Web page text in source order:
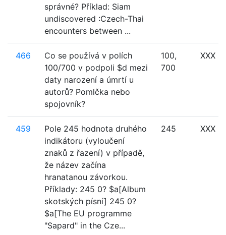
správné? Příklad: Siam
undiscovered :Czech-Thai
encounters between ...
466
Co se používá v polích
100/700 v podpoli $d mezi
daty narození a úmrtí u
autorů? Pomlčka nebo
spojovník?
100,
700
XXX
459
Pole 245 hodnota druhého
indikátoru (vyloučení
znaků z řazení) v případě,
že název začína
hranatanou závorkou.
Příklady: 245 0? $a[Album
skotských písní] 245 0?
$a[The EU programme
"Sapard" in the Cze...
245 XXX